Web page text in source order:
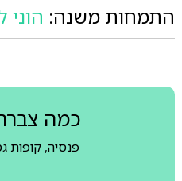
התמחות משנה:
כמה
פנסיה, קופות